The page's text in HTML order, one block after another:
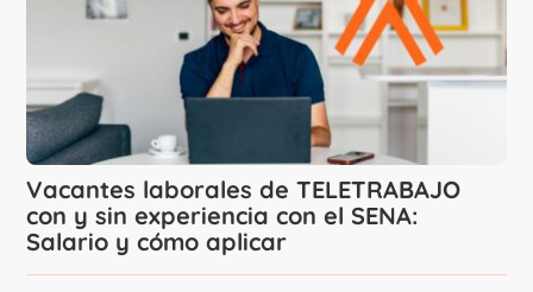
Vacantes laborales de TELETRABAJO
con y sin experiencia con el SENA:
Salario y cómo aplicar